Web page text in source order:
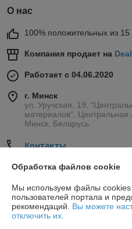
О нас
100% положительных из 15
Компания продает на
Работает с 04.06.2020
г. Минск
ул. Уручская, 19,
материалов", Центральная
Минск, Беларусь
Контакты
Сегодня работает с 09:00
Отзывы о магазине
Обработка файлов cookie
Мы используем файлы cookies
пользователей портала и
рекомендаций. Вы можете
отключить их.